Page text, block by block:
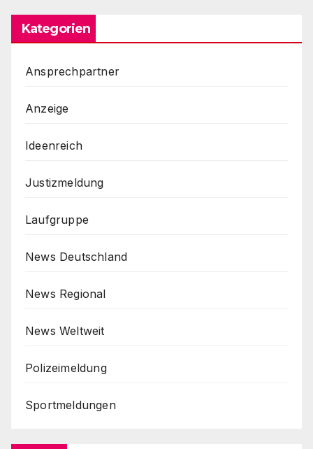
Kategorien
Ansprechpartner
Anzeige
Ideenreich
Justizmeldung
Laufgruppe
News Deutschland
News Regional
News Weltweit
Polizeimeldung
Sportmeldungen